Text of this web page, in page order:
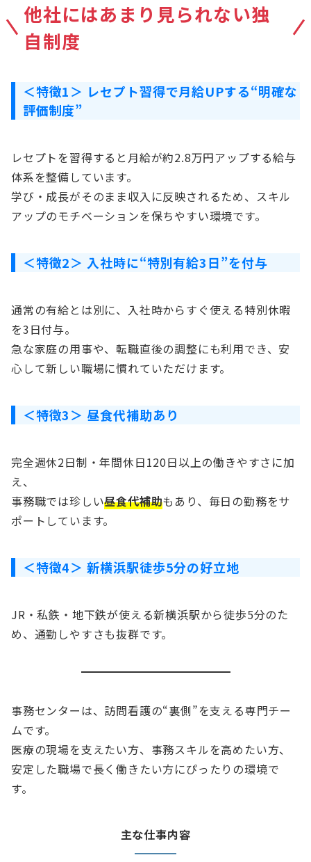
他社にはあまり見られない独
自制度
＜特徴1＞ レセプト習得で月給UPする“明確な
評価制度”
レセプトを習得すると月給が約2.8万円アップする給与
体系を整備しています。
学び・成長がそのまま収入に反映されるため、スキル
アップのモチベーションを保ちやすい環境です。
＜特徴2＞ 入社時に“特別有給3日”を付与
通常の有給とは別に、入社時からすぐ使える特別休暇
を3日付与。
急な家庭の用事や、転職直後の調整にも利用でき、安
心して新しい職場に慣れていただけます。
＜特徴3＞ 昼食代補助あり
完全週休2日制・年間休日120日以上の働きやすさに加
え、
事務職では珍しい昼食代補助もあり、毎日の勤務をサ
ポートしています。
＜特徴4＞ 新横浜駅徒歩5分の好立地
JR・私鉄・地下鉄が使える新横浜駅から徒歩5分のた
め、通勤しやすさも抜群です。
事務センターは、訪問看護の“裏側”を支える専門チー
ムです。
医療の現場を支えたい方、事務スキルを高めたい方、
安定した職場で長く働きたい方にぴったりの環境で
す。
主な仕事内容